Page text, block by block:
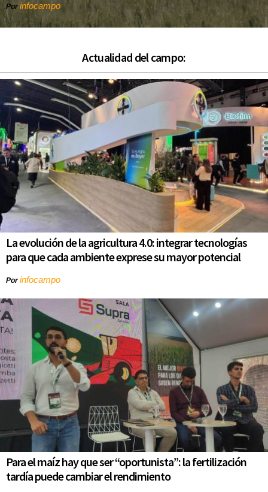
Por infocampo
Actualidad del campo:
La evolución de la agricultura 4.0: integrar tecnologías
para que cada ambiente exprese su mayor potencial
Porinfocampo
Para el maíz hay que ser “oportunista”: la fertilización
tardía puede cambiar el rendimiento